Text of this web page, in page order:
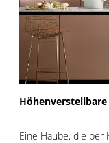
Eine Haube, die per